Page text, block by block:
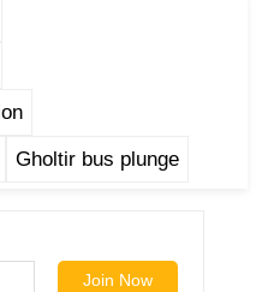
Gholtir bus plunge